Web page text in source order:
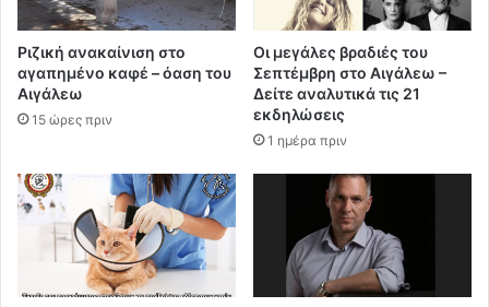
Ριζική ανακαίνιση στο
αγαπημένο καφέ – όαση του
Αιγάλεω
15 ώρες πριν
Οι μεγάλες βραδιές του
Σεπτέμβρη στο Αιγάλεω –
Δείτε αναλυτικά τις 21
εκδηλώσεις
1 ημέρα πριν